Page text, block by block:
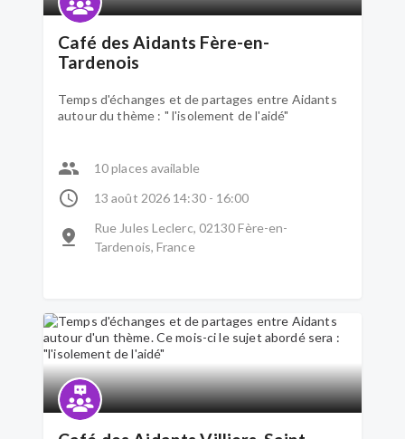
Café des Aidants Fère-en-
Tardenois
Temps d'échanges et de partages entre Aidants
autour du thème : " l'isolement de l'aidé"
10 places available
13 août 2026 14:30 - 16:00
Rue Jules Leclerc, 02130 Fère-en-
Tardenois, France